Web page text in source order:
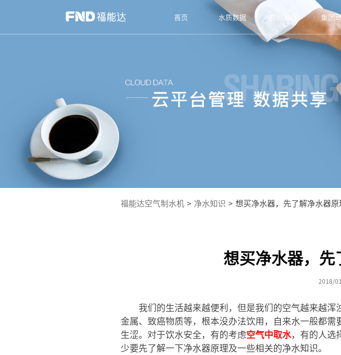
首页 水质数据 官网商城 集团
福能达空气制水机 > 净水知识 > 想买净水器，先了解净水器原
想买净水器，
2018/
我们的生活越来越便利，但是我们的空气越来越
金属、致癌物质等，根本没办法饮用，自来水一般都
生涩。对于饮水安全，有的考虑空气中取水，有的人选
少要先了解一下净水器原理及一些相关的净水知识。